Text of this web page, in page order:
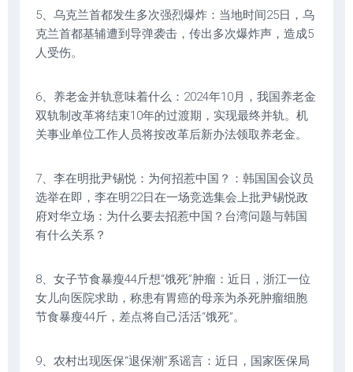
5、乌克兰首都发生多次强烈爆炸：当地时间25日，乌
克兰首都基辅遭到导弹袭击，传出多次爆炸声，造成5
人受伤。
6、养老金并轨意味着什么：2024年10月，我国养老金
双轨制改革将结束10年的过渡期，实现最终并轨。机
关事业单位工作人员将按改革后新办法领取养老金。
7、李在明批尹锡悦：为何招惹中国？：韩国国会议员
选举在即，李在明22日在一场竞选集会上批尹锡悦政
府对华立场：为什么要去招惹中国？台湾问题与韩国
有什么关系？
8、女子节食暴瘦44斤想“饿死”肿瘤：近日，浙江一位
女儿向医院求助，称患有胃癌的母亲为杀死肿瘤细胞
节食暴瘦44斤，差点将自己活活“饿死”。
9、农村出现医保“退保潮”系谣言：近日，国家医保局